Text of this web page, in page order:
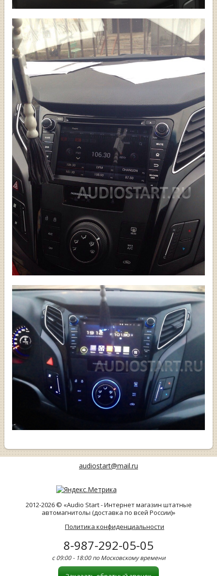
audiostart@mail.ru
2012-2026 © «Audio Start - Интернет магазин штатные
автомагнитолы (доставка по всей России)»
Политика конфиденциальности
8-987-292-05-05
с 09:00 - 18:00 по Московскому времени